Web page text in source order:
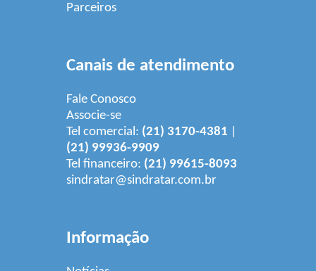
Parceiros
Canais de atendimento
Fale Conosco
Associe-se
Tel comercial: (21) 3170-4381
(21) 99936-9909
Tel financeiro: (21) 99615-8093
sindratar@sindratar.com.br
Informação